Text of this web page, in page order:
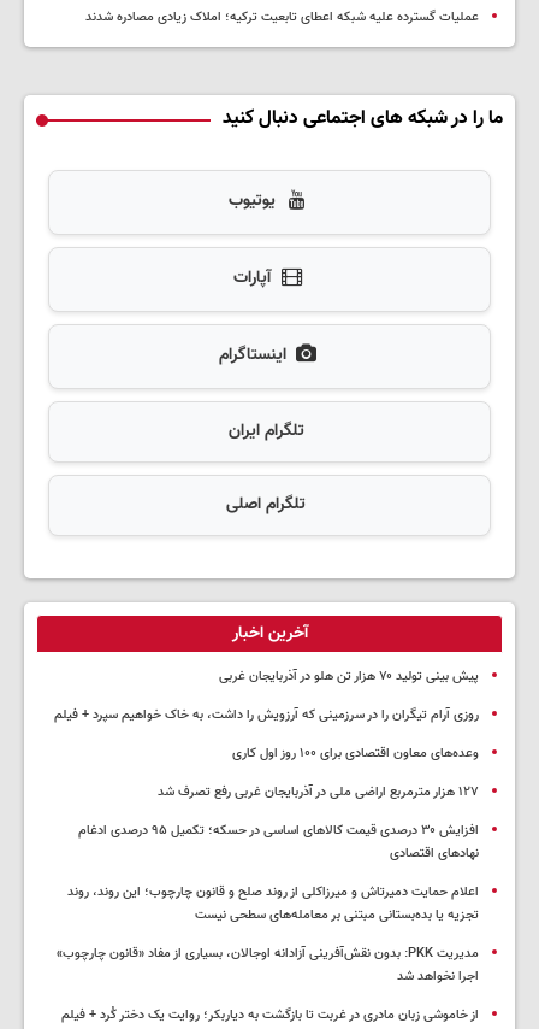
عملیات گسترده علیه شبکه اعطای تابعیت ترکیه؛ املاک زیادی مصادره شدند
ما را در شبکه های اجتماعی دنبال کنید
یوتیوب
آپارات
اینستاگرام
تلگرام ایران
تلگرام اصلی
آخرین اخبار
پیش بینی تولید ۷۰ هزار تن هلو در آذربایجان غربی
روزی آرام تیگران را در سرزمینی که آرزویش را داشت، به خاک خواهیم سپرد + فیلم
وعده‌های معاون اقتصادی برای ۱۰۰ روز اول کاری
۱۲۷ هزار مترمربع اراضی ملی در آذربایجان غربی رفع تصرف شد
افزایش ۳۰ درصدی قیمت کالاهای اساسی در حسکه؛ تکمیل ۹۵ درصدی ادغام
نهادهای اقتصادی
اعلام حمایت دمیرتاش و میرزاکلی از روند صلح و قانون چارچوب؛ این روند، روند
تجزیه یا بده‌بستانی مبتنی بر معامله‌های سطحی نیست
مدیریت PKK: بدون نقش‌آفرینی آزادانه اوجالان، بسیاری از مفاد «قانون چارچوب»
اجرا نخواهد شد
از خاموشی زبان مادری در غربت تا بازگشت به دیاربکر؛ روایت یک دختر کُرد + فیلم